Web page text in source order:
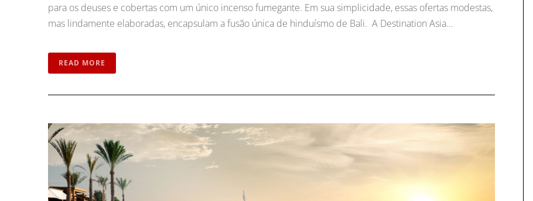
para os deuses e cobertas com um único incenso fumegante. Em sua simplicidade, essas ofertas modestas,
mas lindamente elaboradas, encapsulam a fusão única de hinduísmo de Bali. A Destination Asia…
READ MORE